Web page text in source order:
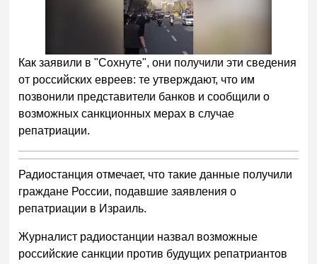
Как заявили в "Сохнуте", они получили эти сведения
от российских евреев: те утверждают, что им
позвонили представители банков и сообщили о
возможных санкционных мерах в случае
репатриации.
Радиостанция отмечает, что такие данные получили
граждане России, подавшие заявления о
репатриации в Израиль.
Журналист радиостанции назвал возможные
российские санкции против будущих репатриантов